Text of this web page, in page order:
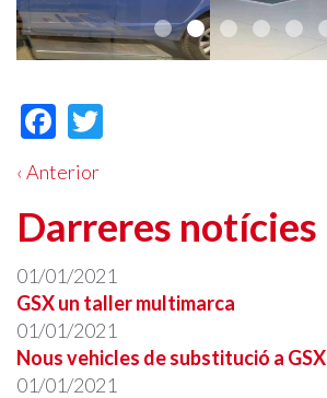
Facebook
‹ Anterior
Darreres notícies
01/01/2021
GSX un taller multimarca
01/01/2021
Nous vehicles de substitució a GSX
01/01/2021